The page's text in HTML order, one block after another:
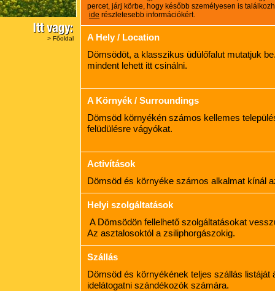
> Főoldal
percet, járj körbe, hogy később személyesen is
ide részletesebb információkért.
A Hely / Location
Dömsödöt, a klasszikus üdülőfalut mutatjuk
mindent lehett itt csinálni.
A Környék / Surroundings
Dömsöd környékén számos kellemes
felüdülésre vágyókat.
Activítások
Dömsöd és környéke számos alkalmat kínál
Helyi szolgáltatások
A Dömsödön fellelhető szolgáltatásokat
Az asztalosoktól a zsiliphorgászokig.
Szállás
Dömsöd és környékének teljes szállás listáját
idelátogatni szándékozók számára.